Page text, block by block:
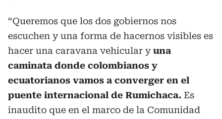
“Queremos que los dos gobiernos nos
escuchen y una forma de hacernos visibles es
hacer una caravana vehicular yuna
caminata donde colombianos y
ecuatorianos vamos a converger en el
puente internacional de Rumichaca. Es
inaudito que en el marco de la Comunidad